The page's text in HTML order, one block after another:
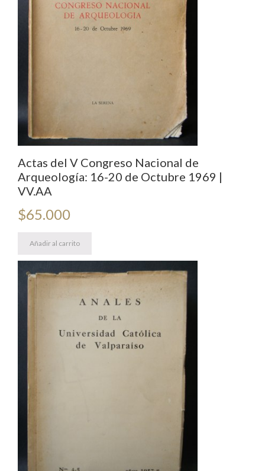
J.
Cavada
Actas del V Congreso Nacional de
Arqueología: 16-20 de Octubre 1969 |
VV.AA
$65.000
Añadir al carrito